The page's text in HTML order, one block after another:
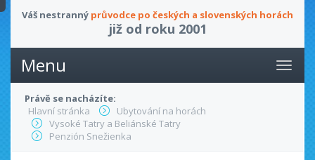
Váš nestranný průvodce po českých a slovenských horách
již od roku 2001
Menu
Právě se nacházíte:
Hlavní stránka
Ubytování na horách
Vysoké Tatry a Beliánské Tatry
Penzión Snežienka